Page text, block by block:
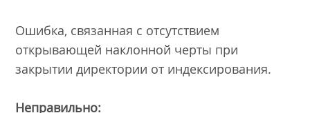
Ошибка, связанная с отсутствием
открывающей наклонной черты при
закрытии директории от индексирования.
Неправильно: